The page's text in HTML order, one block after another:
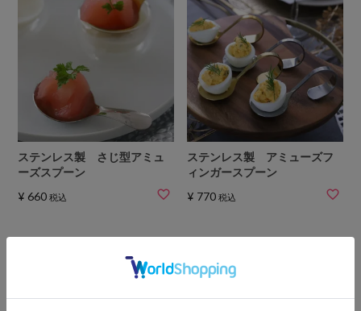
ステンレス製 さじ型アミュ
ーズスプーン
¥ 660 税込
ステンレス製 アミューズフ
ィンガースプーン
¥ 770 税込